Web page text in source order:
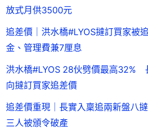
放式月供3500元
追差價｜洪水橋#LYOS撻訂買家被
金、管理費兼7厘息
洪水橋#LYOS 28伙劈價最高32%
向撻訂買家追差價
追差價重現｜長實入稟追兩新盤八
三人被頒令破產